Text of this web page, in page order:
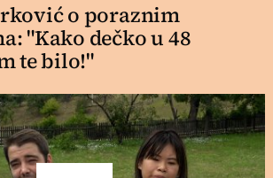
o poraznim
"Kako dečko u 48
te bilo!"